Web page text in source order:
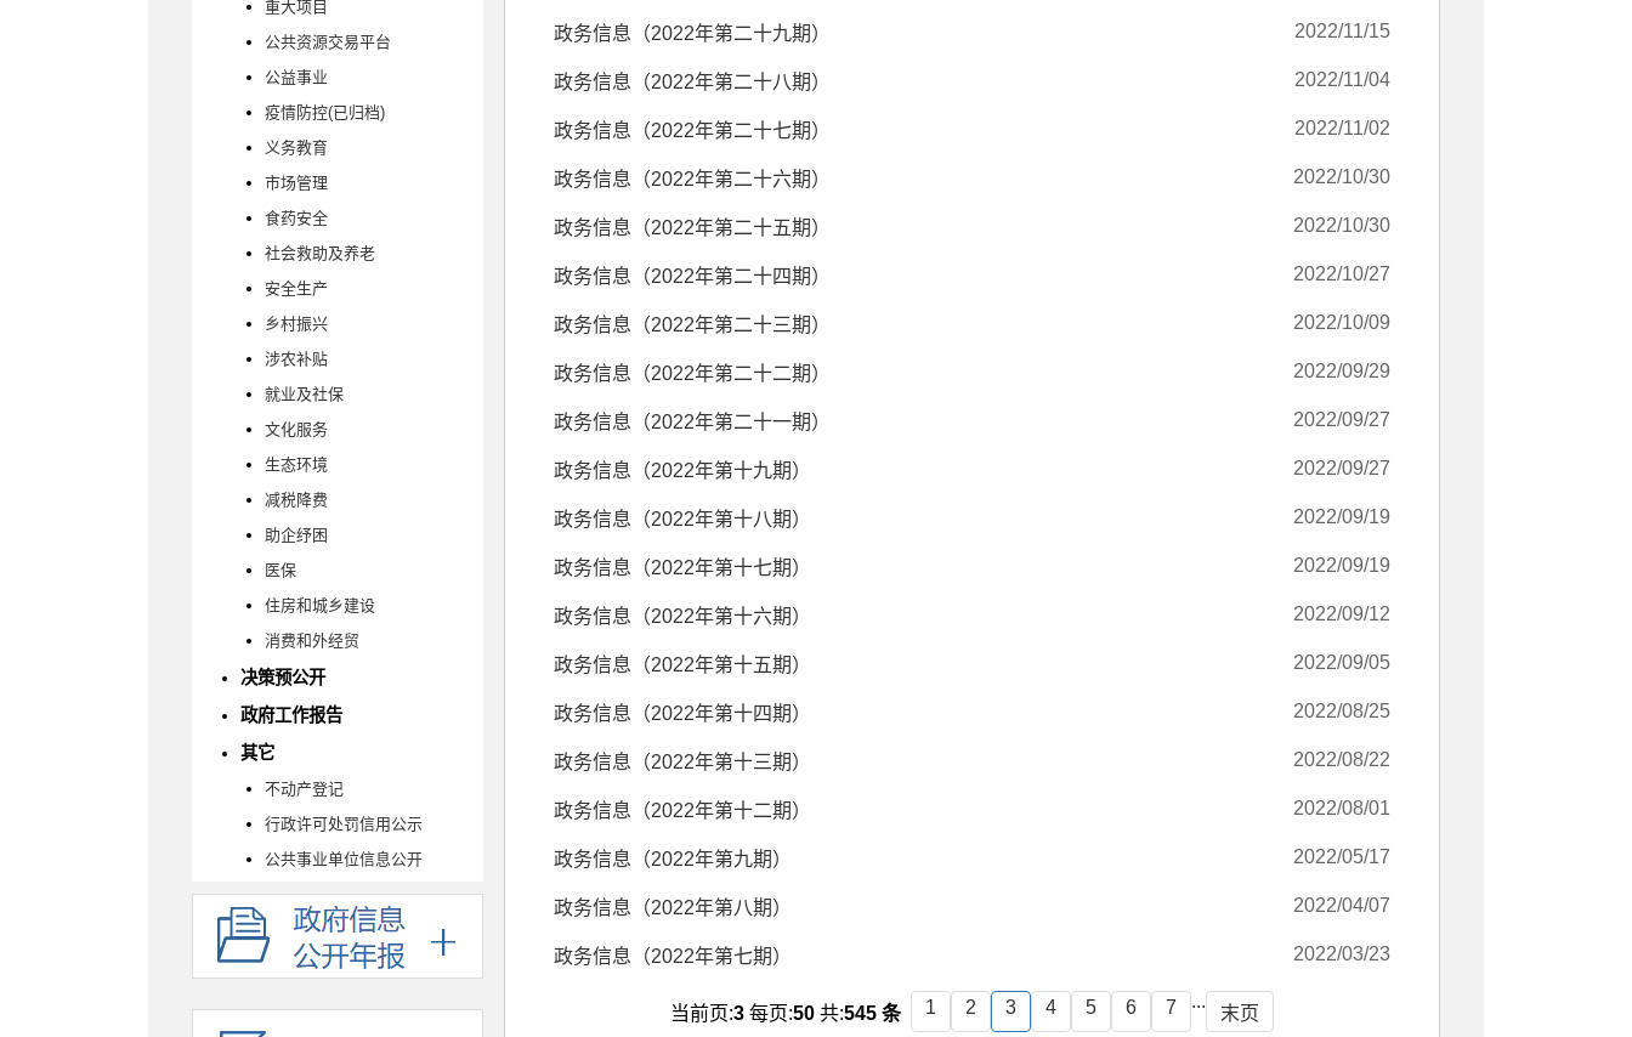
重大项目
公共资源交易平台
公益事业
疫情防控(已归档)
义务教育
市场管理
食药安全
社会救助及养老
安全生产
乡村振兴
涉农补贴
就业及社保
文化服务
生态环境
减税降费
助企纾困
医保
住房和城乡建设
消费和外经贸
决策预公开
政府工作报告
其它
不动产登记
行政许可处罚信用公示
公共事业单位信息公开
政务信息（2022年第二十九期） 2022/11/15
政务信息（2022年第二十八期） 2022/11/04
政务信息（2022年第二十七期） 2022/11/02
政务信息（2022年第二十六期） 2022/10/30
政务信息（2022年第二十五期） 2022/10/30
政务信息（2022年第二十四期） 2022/10/27
政务信息（2022年第二十三期） 2022/10/09
政务信息（2022年第二十二期） 2022/09/29
政务信息（2022年第二十一期） 2022/09/27
政务信息（2022年第十九期） 2022/09/27
政务信息（2022年第十八期） 2022/09/19
政务信息（2022年第十七期） 2022/09/19
政务信息（2022年第十六期） 2022/09/12
政务信息（2022年第十五期） 2022/09/05
政务信息（2022年第十四期） 2022/08/25
政务信息（2022年第十三期） 2022/08/22
政务信息（2022年第十二期） 2022/08/01
政务信息（2022年第九期） 2022/05/17
政务信息（2022年第八期） 2022/04/07
政务信息（2022年第七期） 2022/03/23
当前页:3 每页:50 共:545 条 1 2 3 4 5 6 7 ...
末页